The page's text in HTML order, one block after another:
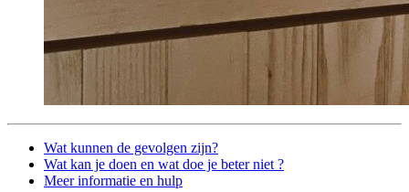
Wat kunnen de gevolgen zijn?
Wat kan je doen en wat doe je beter niet ?
Meer informatie en hulp